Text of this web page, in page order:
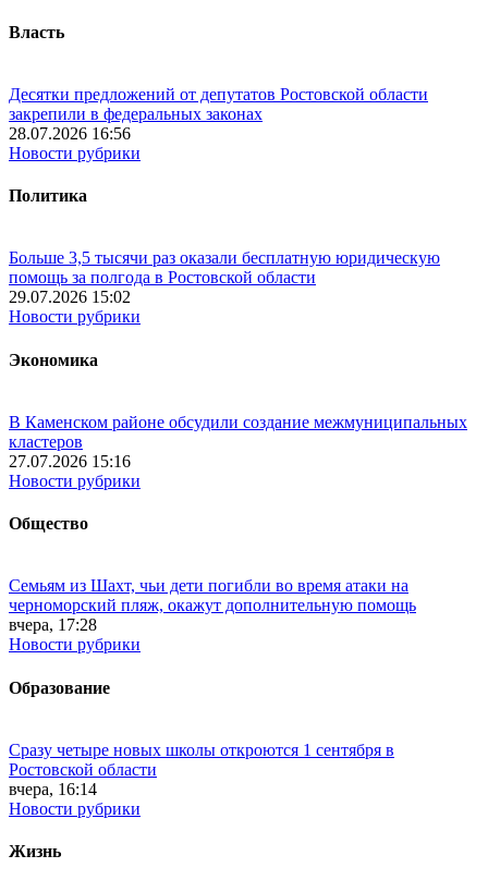
Власть
Десятки предложений от депутатов Ростовской области
закрепили в федеральных законах
28.07.2026 16:56
Новости рубрики
Политика
Больше 3,5 тысячи раз оказали бесплатную юридическую
помощь за полгода в Ростовской области
29.07.2026 15:02
Новости рубрики
Экономика
В Каменском районе обсудили создание межмуниципальных
кластеров
27.07.2026 15:16
Новости рубрики
Общество
Семьям из Шахт, чьи дети погибли во время атаки на
черноморский пляж, окажут дополнительную помощь
вчера, 17:28
Новости рубрики
Образование
Сразу четыре новых школы откроются 1 сентября в
Ростовской области
вчера, 16:14
Новости рубрики
Жизнь